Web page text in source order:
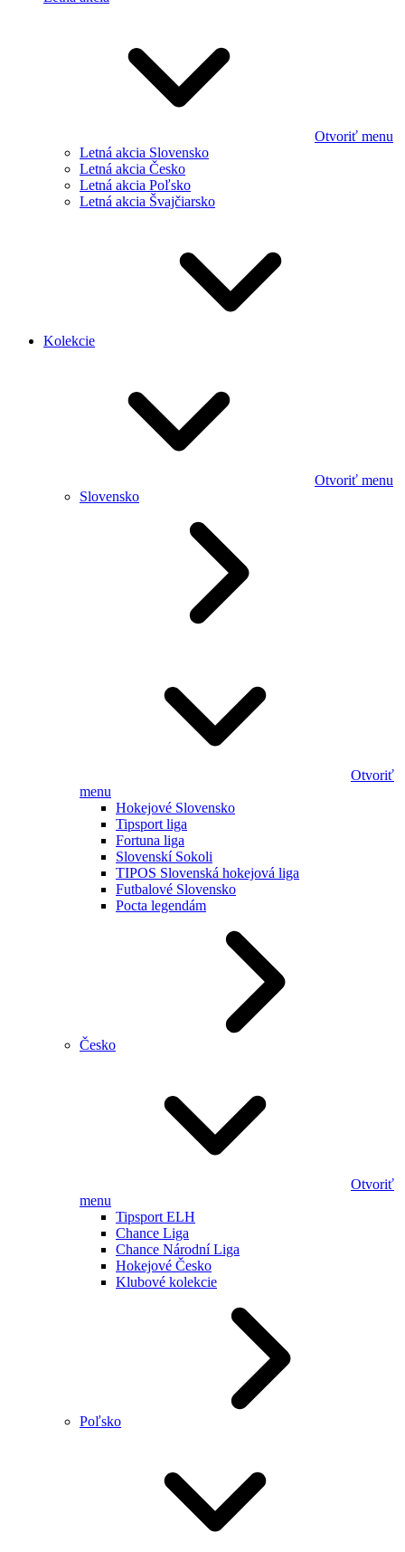
Otvoriť menu
Letná akcia Slovensko
Letná akcia Česko
Letná akcia Poľsko
Letná akcia Švajčiarsko
Kolekcie
Otvoriť menu
Slovensko
Otvoriť
menu
Hokejové Slovensko
Tipsport liga
Fortuna liga
Slovenskí Sokoli
TIPOS Slovenská hokejová liga
Futbalové Slovensko
Pocta legendám
Česko
Otvoriť
menu
Tipsport ELH
Chance Liga
Chance Národní Liga
Hokejové Česko
Klubové kolekcie
Poľsko